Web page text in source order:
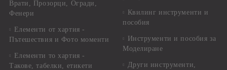
Врати, Прозорци, Огради,
Фенери
Елементи от хартия -
Пътешествия и Фото моменти
Елементи то хартия -
Такове, табелки, етикети
Квилинг инструменти и
пособия
Инструменти и пособия за
Моделиране
Други инструменти,